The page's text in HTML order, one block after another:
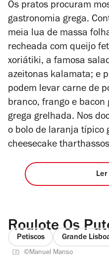
Os pratos procuram
gastronomia grega.
meia lua de massa
recheada com queijo
xoriátiki, a famosa
azeitonas kalamata; e
podem levar carne de
branco, frango e
grega grelhada. Nos
o bolo de laranja típico
cheesecake
Ler
Roulote Os
Petiscos Grande
©Manuel Manso